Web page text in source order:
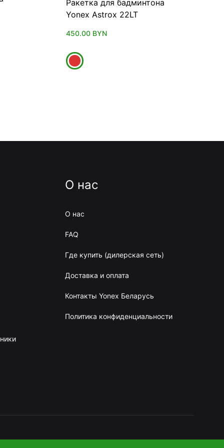
Ракетка для бадминтона
Yonex Astrox 22LT
450.00 BYN
О нас
О нас
FAQ
Где купить (дилерская сеть)
Доставка и оплата
Контакты Yonex Беларусь
Политика конфиденциальности